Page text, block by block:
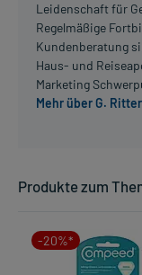
Leidenschaft für
Regelmäßige
Kundenberatung
Haus- und
Marketing
Mehr über G. Ritter
Produkte zum
-20%*